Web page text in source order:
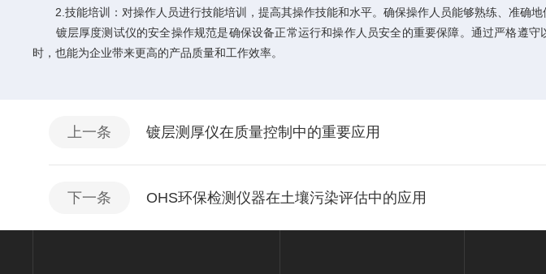
2.技能培训：对操作人员进行技能培训，提高其操作技能和水平。确保操作人员能够熟练、准确地
镀层厚度测试仪的安全操作规范是确保设备正常运行和操作人员安全的重要保障。通过严格遵守
时，也能为企业带来更高的产品质量和工作效率。
上一条 镀层测厚仪在质量控制中的重要应用
下一条 OHS环保检测仪器在土壤污染评估中的应用